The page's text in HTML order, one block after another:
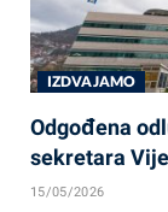
IZDVAJAMO
Odgođena
sekretara
15/05/2026